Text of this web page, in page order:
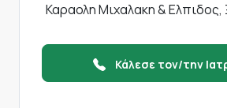
Καραολη Μιχαλακη &
Κάλεσε τον/την